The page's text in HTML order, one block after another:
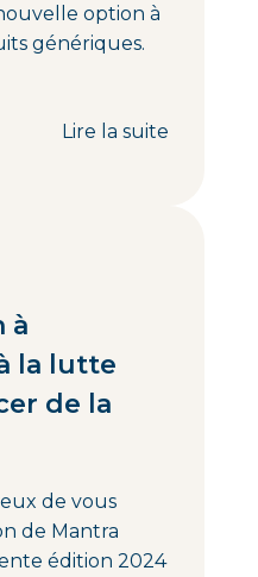
option à
génériques.
Lire la suite
à
la lutte
de la
de vous
de Mantra
édition 2024